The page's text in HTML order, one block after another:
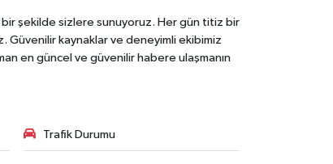
şekilde sizlere sunuyoruz. Her gün titiz bir
Güvenilir kaynaklar ve deneyimli ekibimiz
en güncel ve güvenilir habere ulaşmanın
Trafik Durumu